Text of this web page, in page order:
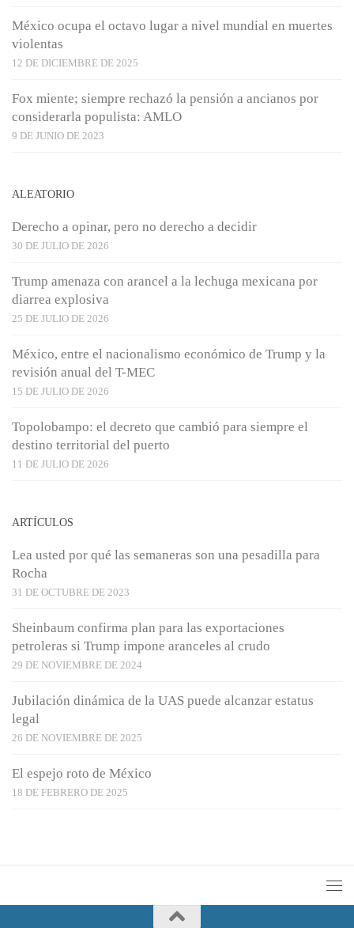
México ocupa el octavo lugar a nivel mundial en muertes
violentas
12 DE DICIEMBRE DE 2025
Fox miente; siempre rechazó la pensión a ancianos por
considerarla populista: AMLO
9 DE JUNIO DE 2023
ALEATORIO
Derecho a opinar, pero no derecho a decidir
30 DE JULIO DE 2026
Trump amenaza con arancel a la lechuga mexicana por
diarrea explosiva
25 DE JULIO DE 2026
México, entre el nacionalismo económico de Trump y la
revisión anual del T-MEC
15 DE JULIO DE 2026
Topolobampo: el decreto que cambió para siempre el
destino territorial del puerto
11 DE JULIO DE 2026
ARTÍCULOS
Lea usted por qué las semaneras son una pesadilla para
Rocha
31 DE OCTUBRE DE 2023
Sheinbaum confirma plan para las exportaciones
petroleras si Trump impone aranceles al crudo
29 DE NOVIEMBRE DE 2024
Jubilación dinámica de la UAS puede alcanzar estatus
legal
26 DE NOVIEMBRE DE 2025
El espejo roto de México
18 DE FEBRERO DE 2025